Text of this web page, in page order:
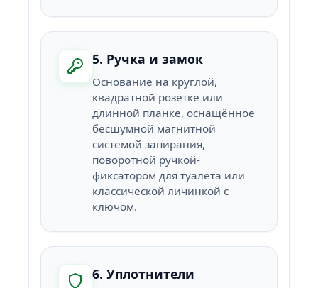
5. Ручка и замок
Основание на круглой,
квадратной розетке или
длинной планке, оснащённое
бесшумной магнитной
системой запирания,
поворотной ручкой-
фиксатором для туалета или
классической личинкой с
ключом.
6. Уплотнители